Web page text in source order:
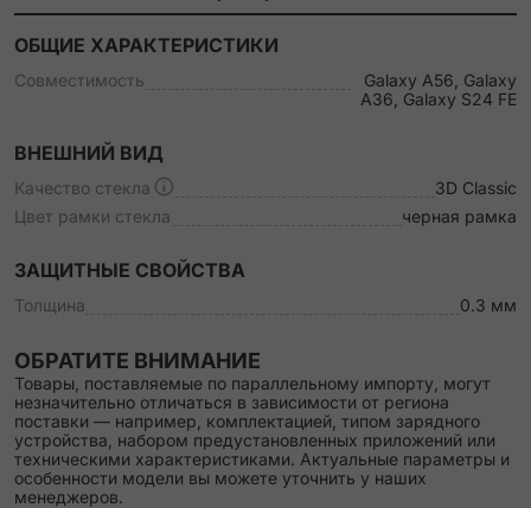
ОБЩИЕ ХАРАКТЕРИСТИКИ
Совместимость
Galaxy A56, Galaxy
A36, Galaxy S24 FE
ВНЕШНИЙ ВИД
Качество стекла
3D Classic
Цвет рамки стекла
черная рамка
ЗАЩИТНЫЕ СВОЙСТВА
Толщина 0.3 мм
ОБРАТИТЕ ВНИМАНИЕ
Товары, поставляемые по параллельному импорту, могут
незначительно отличаться в зависимости от региона
поставки — например, комплектацией, типом зарядного
устройства, набором предустановленных приложений или
техническими характеристиками. Актуальные параметры и
особенности модели вы можете уточнить у наших
менеджеров.